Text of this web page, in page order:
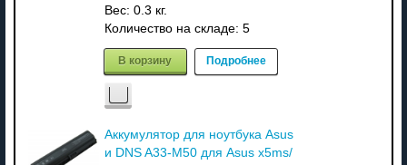
Вес: 0.3 кг.
Количество на складе: 5
В корзину Подробнее
Аккумулятор для ноутбука Asus
и DNS A33-M50 для Asus x5ms/